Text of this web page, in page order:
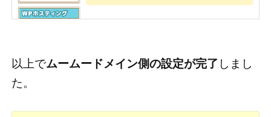
以上でムームードメイン側の設定が完了 しまし
た。